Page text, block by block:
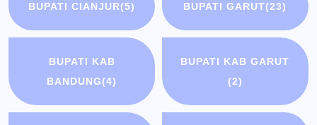
BUPATI CIANJUR(5) BUPATI GARUT(23)
BUPATI KAB
BANDUNG(4)
BUPATI KAB GARUT
(2)